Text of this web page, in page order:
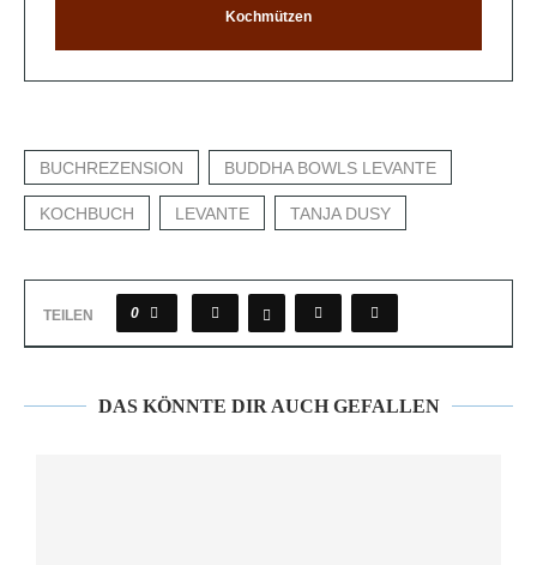
Kochmützen
BUCHREZENSION BUDDHA BOWLS LEVANTE
KOCHBUCH LEVANTE TANJA DUSY
TEILEN 0
DAS KÖNNTE DIR AUCH GEFALLEN